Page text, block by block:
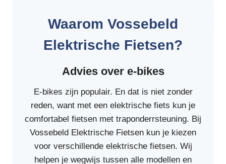
Waarom Vossebeld
Elektrische Fietsen?
Advies over e-bikes
E-bikes zijn populair. En dat is niet zonder
reden, want met een elektrische fiets kun je
comfortabel fietsen met traponderrsteuning. Bij
Vossebeld Elektrische Fietsen kun je kiezen
voor verschillende elektrische fietsen. Wij
helpen je wegwijs tussen alle modellen en